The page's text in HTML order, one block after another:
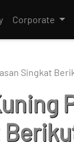
Corporate
Singkat